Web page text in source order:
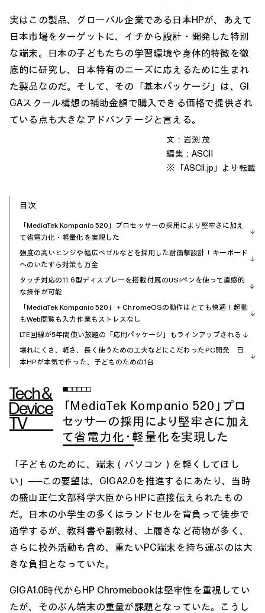
実はこの製品、グローバル企業である日本HPが、あえて
日本市場をターゲットに、イチから設計・開発した特別
な端末。日本の子どもたちの学習環境や身体的特徴を徹
底的に研究し、日本特有のニーズに応えるために生まれ
た製品なのだ。そして、その「基本パッケージ」は、GI
GAスクール構想の補助金額で購入できる価格で提供され
ている点も大きなアドバンテージと言える。
文：岩渕 茂
編集：ASCII
※「ASCII.jp 」より転載
目次
「MediaTek Kompanio 520」プロセッサーの採用により堅牢さに加え
て省電力化・軽量化を実現した
強度の高いヒンジや幅広ベゼルなどを採用した耐衝撃設計！キーボード
へのいたずら対策も万全
タッチ対応の11.6型ディスプレーを搭載 付属のUSIペンを使って直感的
な操作が可能
「MediaTek Kompanio 520」＋ChromeOSの動作はとても快適！起動
もWeb閲覧も入力作業もストレスなし
LTE回線が5年間使い放題の「応用パッケージ」もラインアップされる
壊れにくさ、軽さ、長く使うための工夫などにこだわったPC開発 日
本HPが本気で作った、子どものための1台
「MediaTek Kompanio 520」プロ
セッサーの採用により堅牢さに加え
て省電力化・軽量化を実現した
「子どものために、端末（パソコン）を軽くしてほし
い」──この要望は、GIGA2.0を推進するにあたり、当時
の盛山正仁文部科学大臣からHPに直接伝えられたもの
だ。日本の小学生の多くはランドセルを背負って徒歩で
通学するが、教科書や副教材、上履きなど荷物が多く、
さらに校外活動も含め、重たいPC端末を持ち運ぶのは大
きな負担となっていた。
GIGA1.0時代からHP Chromebookは堅牢性を重視してい
たが、そのぶん端末の重量が課題となっていた。こうし